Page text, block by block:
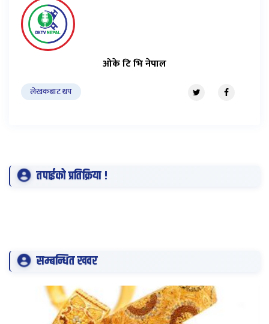
ओके टि भि नेपाल
लेखकबाट थप
तपाईको प्रतिक्रिया !
सम्बन्धित खवर